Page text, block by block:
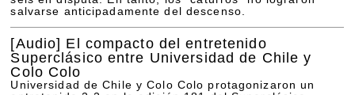
salvarse anticipadamente del descenso.
[Audio] El compacto del entretenido
Superclásico entre Universidad de Chile y
Colo Colo
Universidad de Chile y Colo Colo protagonizaron un